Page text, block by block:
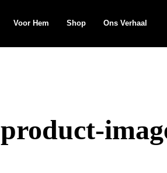
Voor Hem Shop Ons Verhaal
product-